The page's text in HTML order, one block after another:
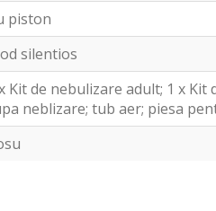
piston
silentios
Kit de nebulizare adult; 1 x Kit
neblizare; tub aer; piesa